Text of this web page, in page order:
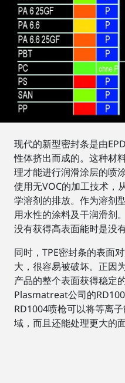
现代的新型密封条是由
性体挤出而成的。这种材
理才能进行润滑涂层的喷
使用无VOC的加工技术，
学溶剂的排放。作为溶剂
用水性的涂料及干润滑剂
没有获得高表面能时是没
同时，TPE密封条的表面
大，很容易被破坏。正因
产品的整个表面获得稳定
Plasmatreat公司的
RD1004喷枪可以将等离
域，而且还能处理更大的面